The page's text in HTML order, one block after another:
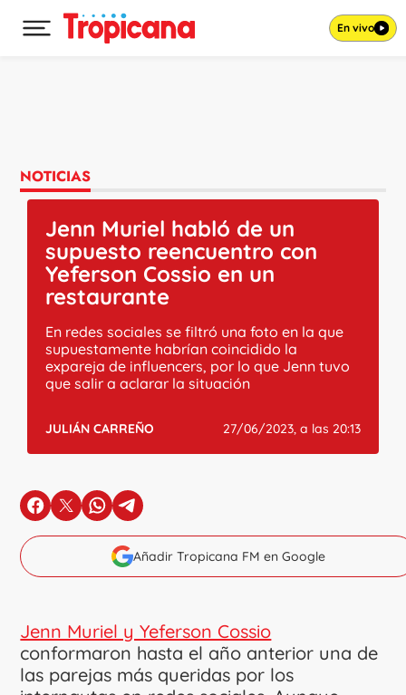
Desplegar menú principal En vivo
NOTICIAS
Jenn Muriel habló de un
supuesto reencuentro con
Yeferson Cossio en un
restaurante
En redes sociales se filtró una foto en la que
supuestamente habrían coincidido la
expareja de influencers, por lo que Jenn tuvo
que salir a aclarar la situación
JULIÁN CARREÑO 27/06/2023, a las 20:13
en Facebook
en Xen Whatsapp
en Telegram
Añadir Tropicana FM en Google
Jenn Muriel y Yeferson Cossio
conformaron hasta el año anterior una de
las parejas más queridas por los